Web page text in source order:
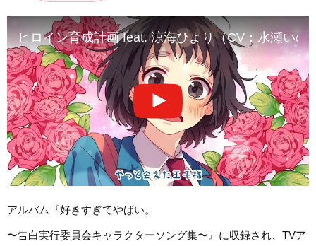
ヒロイン育成計画 feat. 涼海ひより（CV：水瀬いの
アルバム『好きすぎてやばい。
〜告白実行委員会キャラクターソング集〜』に収録され、TVア